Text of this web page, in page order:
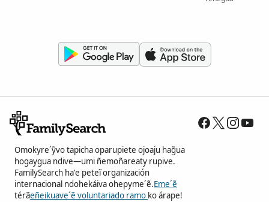
Omokyre´ỹvo tapicha oparupiete ojoaju hag̃ua
hogaygua ndive—umi ñemoñareaty rupive.
FamilySearch ha’e peteĩ organización
internacional ndohekáiva ohepyme´ẽ.Eme´ẽ
térãeñeikuave´ẽ voluntariado ramo ko árape!